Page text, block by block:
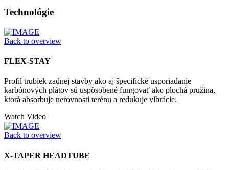
Technológie
Back to overview
FLEX-STAY
Profil trubiek zadnej stavby ako aj špecifické usporiadanie
karbónových plátov sú uspôsobené fungovať ako plochá pružina,
ktorá absorbuje nerovnosti terénu a redukuje vibrácie.
Watch Video
Back to overview
X-TAPER HEADTUBE